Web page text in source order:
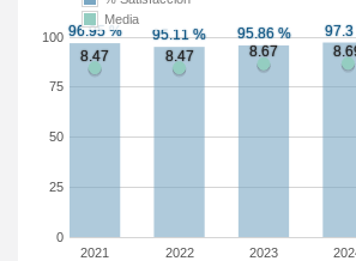
2021 2022 2023
0
25
50
75
100
Media